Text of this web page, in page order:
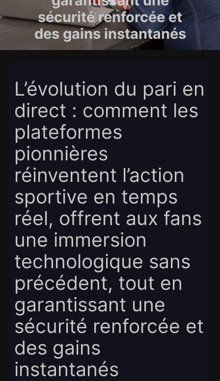
sécurité renforcée et
des gains instantanés
L’évolution du pari en
direct : comment les
plateformes
pionnières
réinventent l’action
sportive en temps
réel, offrent aux fans
une immersion
technologique sans
précédent, tout en
garantissant une
sécurité renforcée et
des gains
instantanés